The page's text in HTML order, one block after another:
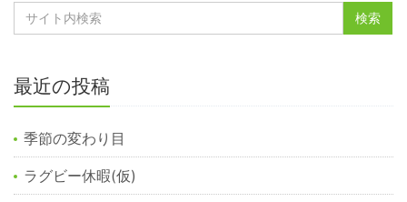
最近の投稿
季節の変わり目
ラグビー休暇(仮)